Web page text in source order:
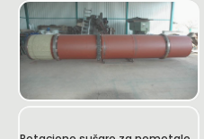
Rotacione sušare za nemetale